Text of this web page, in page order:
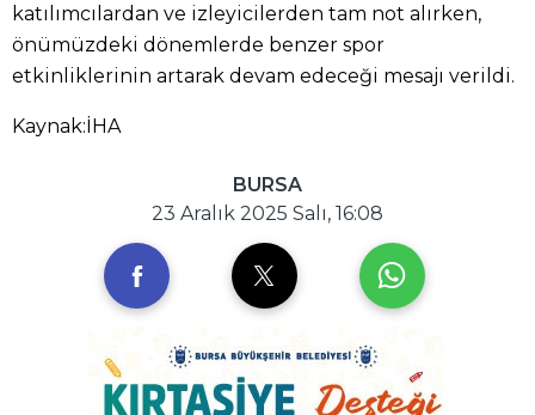
katılımcılardan ve izleyicilerden tam not alırken,
önümüzdeki dönemlerde benzer spor
etkinliklerinin artarak devam edeceği mesajı verildi.
Kaynak:İHA
BURSA
23 Aralık 2025 Salı, 16:08